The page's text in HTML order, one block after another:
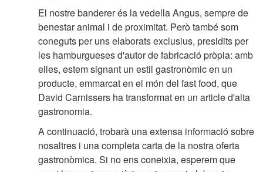
El nostre banderer és la vedella Angus, sempre de
benestar animal i de proximitat. Però també som
coneguts per uns elaborats exclusius, presidits per
les hamburgueses d'autor de fabricació pròpia: amb
elles, estem signant un estil gastronòmic en un
producte, emmarcat en el món del fast food, que
David Carnissers ha transformat en un article d'alta
gastronomia.
A continuació, trobarà una extensa informació sobre
nosaltres i una completa carta de la nostra oferta
gastronòmica. Si no ens coneixia, esperem que